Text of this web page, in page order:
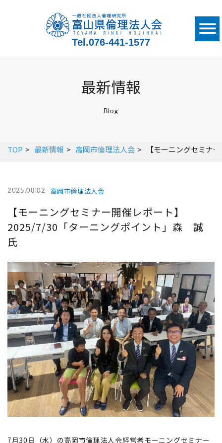
Tel.076-441-1577
最新情報
Blog
TOP 最新情報 高岡市倫理法人会 【モーニングセミナ
2025.08.02 高岡市倫理法人会
【モーニングセミナー開催レポート】
2025/7/30「ターニングポイント」森 誠
氏
7月30日（水）の高岡市倫理法人会経営者モーニングセミナー